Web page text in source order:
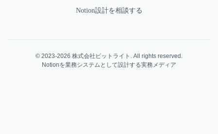
Notion設計を相談する
© 2023-2026 株式会社ビットライト. All rights reserved.
Notionを業務システムとして設計する実務メディア